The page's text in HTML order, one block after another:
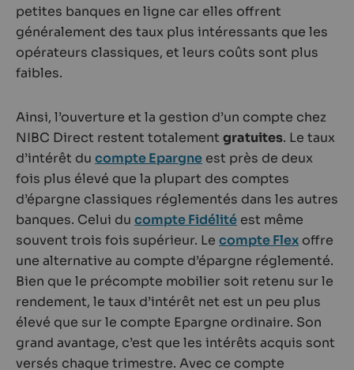
petites banques en ligne car elles offrent
généralement des taux plus intéressants que les
opérateurs classiques, et leurs coûts sont plus
faibles.
Ainsi, l’ouverture et la gestion d’un compte chez
NIBC Direct restent totalement gratuites. Le taux
d’intérêt du compte Epargne est près de deux
fois plus élevé que la plupart des comptes
d’épargne classiques réglementés dans les autres
banques. Celui du compte Fidélité est même
souvent trois fois supérieur. Le compte Flex offre
une alternative au compte d’épargne réglementé.
Bien que le précompte mobilier soit retenu sur le
rendement, le taux d’intérêt net est un peu plus
élevé que sur le compte Epargne ordinaire. Son
grand avantage, c’est que les intérêts acquis sont
versés chaque trimestre. Avec ce compte